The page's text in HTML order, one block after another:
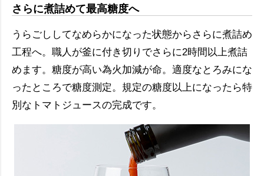
さらに煮詰めて最高糖度へ
うらごししてなめらかになった状態からさらに煮詰め
工程へ。職人が釜に付き切りでさらに2時間以上煮詰
めます。糖度が高い為火加減が命。適度なとろみにな
ったところで糖度測定。規定の糖度以上になったら特
別なトマトジュースの完成です。